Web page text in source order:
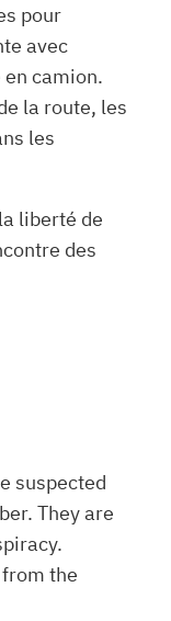
pour
avec
camion.
la route, les
les
liberté de
des
suspected
They are
the